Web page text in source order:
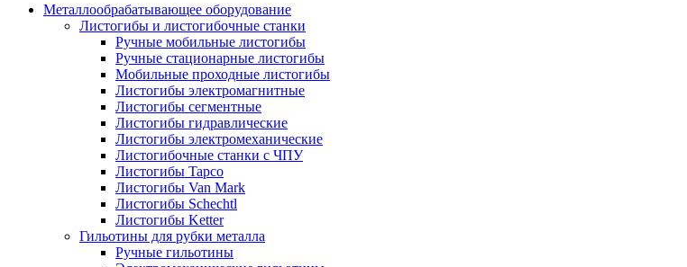
Металлообрабатывающее оборудование
Листогибы и листогибочные станки
Ручные мобильные листогибы
Ручные стационарные листогибы
Мобильные проходные листогибы
Листогибы электромагнитные
Листогибы сегментные
Листогибы гидравлические
Листогибы электромеханические
Листогибочные станки с ЧПУ
Листогибы Tapco
Листогибы Van Mark
Листогибы Schechtl
Листогибы Ketter
Гильотины для рубки металла
Ручные гильотины